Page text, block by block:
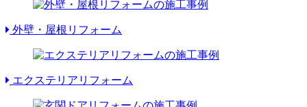
外壁・屋根リフォーム
エクステリアリフォーム